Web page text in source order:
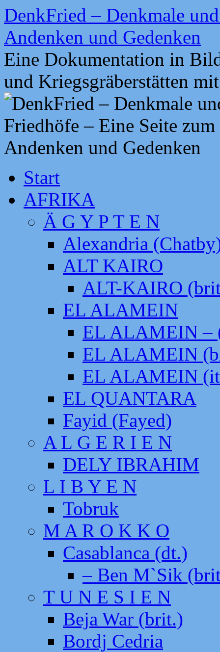
Zum
Inhalt
springen
DenkFried – Denkmale
Andenken und Gedenken
Eine Dokumentation in
und Kriegsgräberstätten
Start
AFRIKA
Ä G Y P T E N
Alexandria
ALT KAIRO
ALT-KAIRO
EL ALAMEIN
EL ALAMEIN –
EL ALAMEIN
EL ALAMEIN
EL QUANTARA
Fayid (Fayed)
A L G E R I E N
DELY IBRAHIM
L I B Y E N
Tobruk
M A R O K K O
Casablanca (dt.)
– Ben M`Sik
T U N E S I E N
Beja War (brit.)
Bordj Cedria